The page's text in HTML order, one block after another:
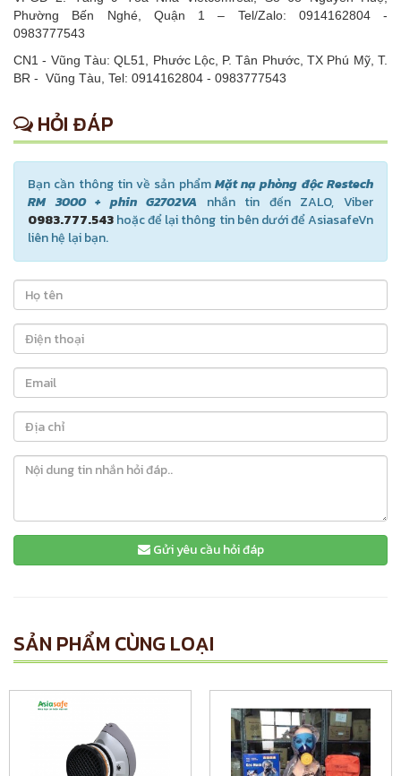
Phường Bến Nghé, Quận 1 – Tel/Zalo: 0914162804 -
0983777543
CN1 - Vũng Tàu: QL51, Phước Lộc, P. Tân Phước, TX Phú Mỹ, T.
BR - Vũng Tàu, Tel: 0914162804 - 0983777543
HỎI ĐÁP
Bạn cần thông tin về sản phẩmMặt nạ phòng độc Restech
RM 3000 + phin G2702VA nhắn tin đến ZALO, Viber
0983.777.543hoặc để lại thông tin bên dưới để AsiasafeVn
liên hệ lại bạn.
Gửi yêu cầu hỏi đáp
SẢN PHẨM CÙNG LOẠI